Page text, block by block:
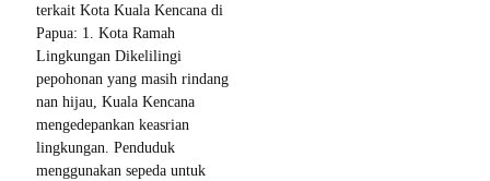
terkait Kota Kuala Kencana di
Papua: 1. Kota Ramah
Lingkungan Dikelilingi
pepohonan yang masih rindang
nan hijau, Kuala Kencana
mengedepankan keasrian
lingkungan. Penduduk
menggunakan sepeda untuk